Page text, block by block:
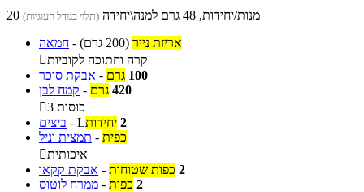
20 מנות/יחידות, 48 גרם למנה\יחידה (תלוי בגודל העוגיות)
חמאה - אריזת נייר (200 גרם)
קרה וחתוכה לקוביות
אבקת סוכר - 100 גרם
קמח לבן - 420 גרם

3 כוסות
ביצים - 2 יחידותL
תמצית וניל - כפית
איכותית
אבקת קקאו - 2 כפות שטוחות
ממרח לוטוס - 2 כפות